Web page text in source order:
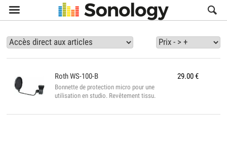

29.00€
RothWS-100-B
Bonnette de protection micro pour une
utilisation en studio. Revêtement tissu.